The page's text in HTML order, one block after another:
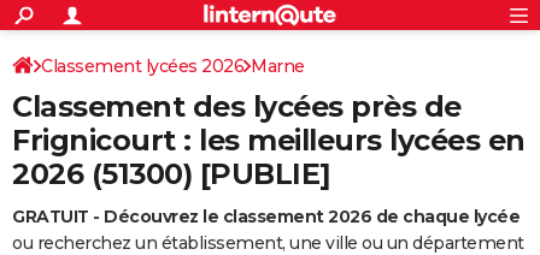
ACTUALITÉS
Politique
Société
Faits Divers
Education
Monde
Villes
+
SPORT
Coupe du monde 2026
Football
Tennis
Cyclisme
Rugby
Forum
CULTURE
Programme TV
TNT
Streaming
Cinéma
Sorties cinéma
Musique
+
FINANCE
Retraite
Impôts
Epargne
Immobilier
Risques naturels par ville
Banque
Assurance
Crédit
AUTO
S'inscrire
Connexion
Classement lycées 2026 Marne
Classement des lycées près de
Frignicourt : les meilleurs lycées en
2026 (51300) [PUBLIE]
GRATUIT - Découvrez le classement 2026 de chaque lycée
ou recherchez un établissement, une ville ou un département